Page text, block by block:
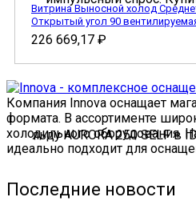
Витрина Выносной холод
Открытый угол 90
226 669,17 ₽
Компания Innova оснащает
формата. В ассортименте
холодильного оборудования.
идеально подходит для
Последние новости